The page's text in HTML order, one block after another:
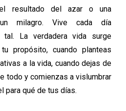
resultado del azar o una
milagro. Vive cada día
tal. La verdadera vida surge
propósito, cuando planteas
a la vida, cuando dejas de
todo y comienzas a vislumbrar
para qué de tus días.